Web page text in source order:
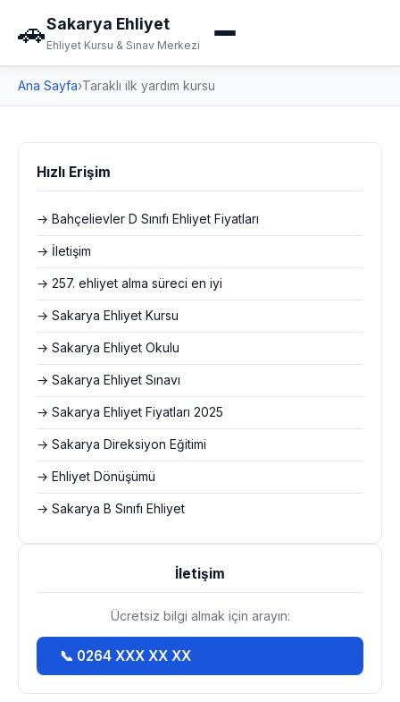
🚗Sakarya Ehliyet
Ehliyet Kursu & Sınav Merkezi
Ana Sayfa›Taraklı ilk yardım kursu
Hızlı Erişim
→ Bahçelievler D Sınıfı Ehliyet Fiyatları
→ İletişim
→ 257. ehliyet alma süreci en iyi
→ Sakarya Ehliyet Kursu
→ Sakarya Ehliyet Okulu
→ Sakarya Ehliyet Sınavı
→ Sakarya Ehliyet Fiyatları 2025
→ Sakarya Direksiyon Eğitimi
→ Ehliyet Dönüşümü
→ Sakarya B Sınıfı Ehliyet
İletişim
Ücretsiz bilgi almak için arayın:
📞 0264 XXX XX XX